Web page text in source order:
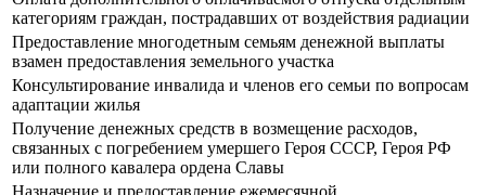
категориям граждан, пострадавших от воздействия радиации
Предоставление многодетным семьям денежной выплаты
взамен предоставления земельного участка
Консультирование инвалида и членов его семьи по вопросам
адаптации жилья
Получение денежных средств в возмещение расходов,
связанных с погребением умершего Героя СССР, Героя РФ
или полного кавалера ордена Славы